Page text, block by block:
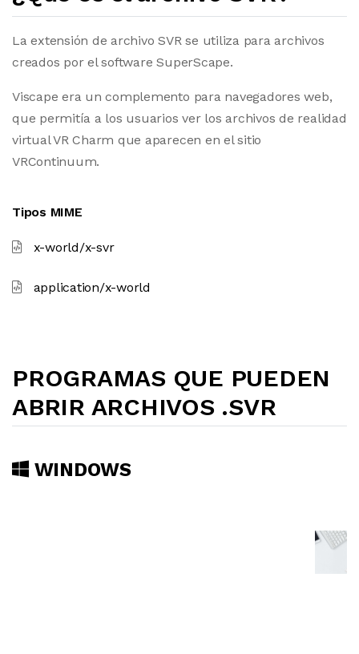
La extensión de archivo SVR se utiliza para archivos
creados por el software SuperScape.
Viscape era un complemento para navegadores web,
que permitía a los usuarios ver los archivos de realidad
virtual VR Charm que aparecen en el sitio
VRContinuum.
Tipos MIME
x-world/x-svr
application/x-world
PROGRAMAS QUE PUEDEN
ABRIR ARCHIVOS .SVR
WINDOWS